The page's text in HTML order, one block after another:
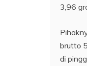
3,96
brutto
di